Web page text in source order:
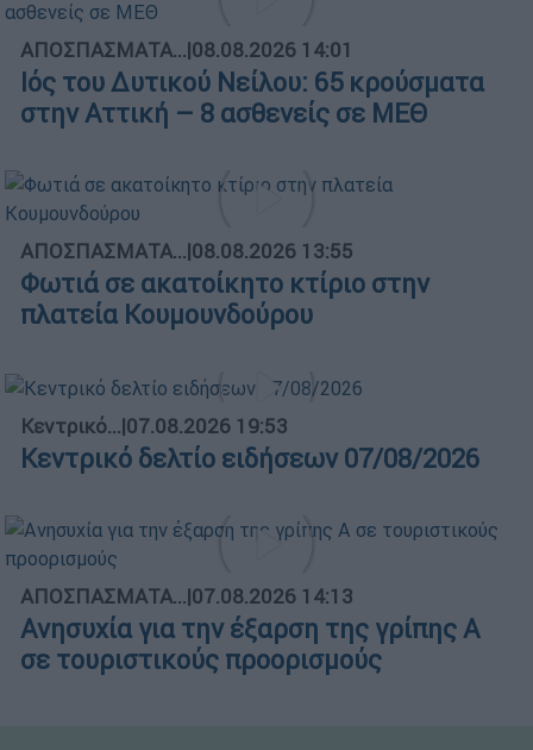
ΑΠΟΣΠΑΣΜΑΤΑ...|08.08.2026 14:01
Ιός του Δυτικού Νείλου: 65 κρούσματα
στην Αττική – 8 ασθενείς σε ΜΕΘ
ΑΠΟΣΠΑΣΜΑΤΑ...|08.08.2026 13:55
Φωτιά σε ακατοίκητο κτίριο στην
πλατεία Κουμουνδούρου
Κεντρικό...|07.08.2026 19:53
Κεντρικό δελτίο ειδήσεων 07/08/2026
ΑΠΟΣΠΑΣΜΑΤΑ...|07.08.2026 14:13
Ανησυχία για την έξαρση της γρίπης Α
σε τουριστικούς προορισμούς